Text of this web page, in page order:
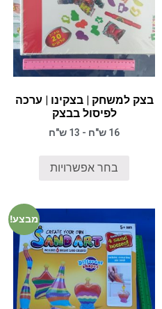
בצק למשחק | בצקינו | ערכה
לפיסול בבצק
16 ש"ח - 13 ש"ח
בחר אפשרויות
מבצע!